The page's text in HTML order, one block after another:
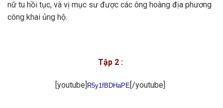
nữ tu hồi tục, và vị mục sư được các ông hoàng địa phương
công khai ủng hộ.
Tập 2 :
[youtube] R5y1fBDHaPE[/youtube]